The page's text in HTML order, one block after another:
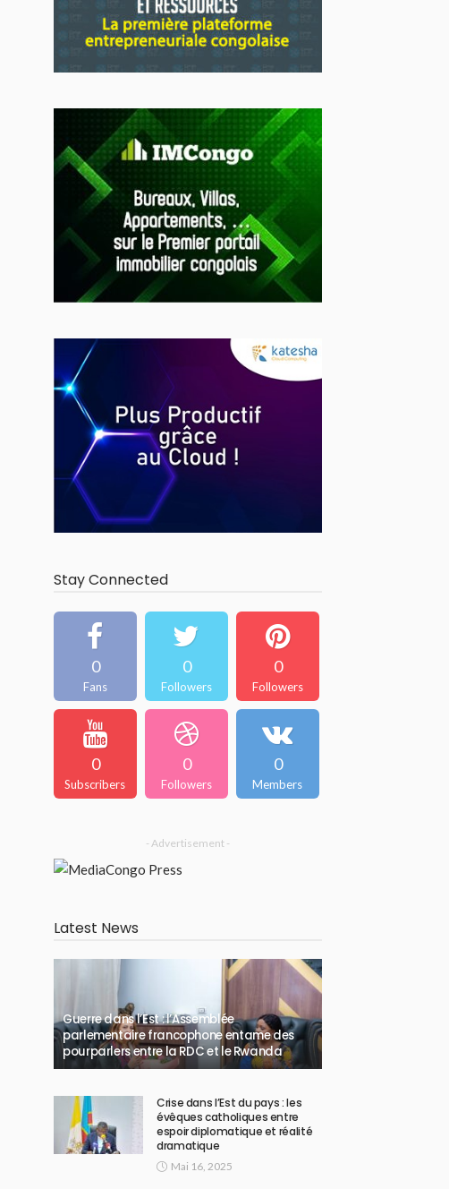
Stay Connected
0
Fans
0
Followers
0
Followers
0
Subscribers
0
Followers
0
Members
- Advertisement -
Latest News
Guerre dans l’Est : l’Assemblée
parlementaire francophone entame des
pourparlers entre la RDC et le Rwanda
Crise dans l’Est du pays : les
évêques catholiques entre
espoir diplomatique et réalité
dramatique
Mai 16, 2025